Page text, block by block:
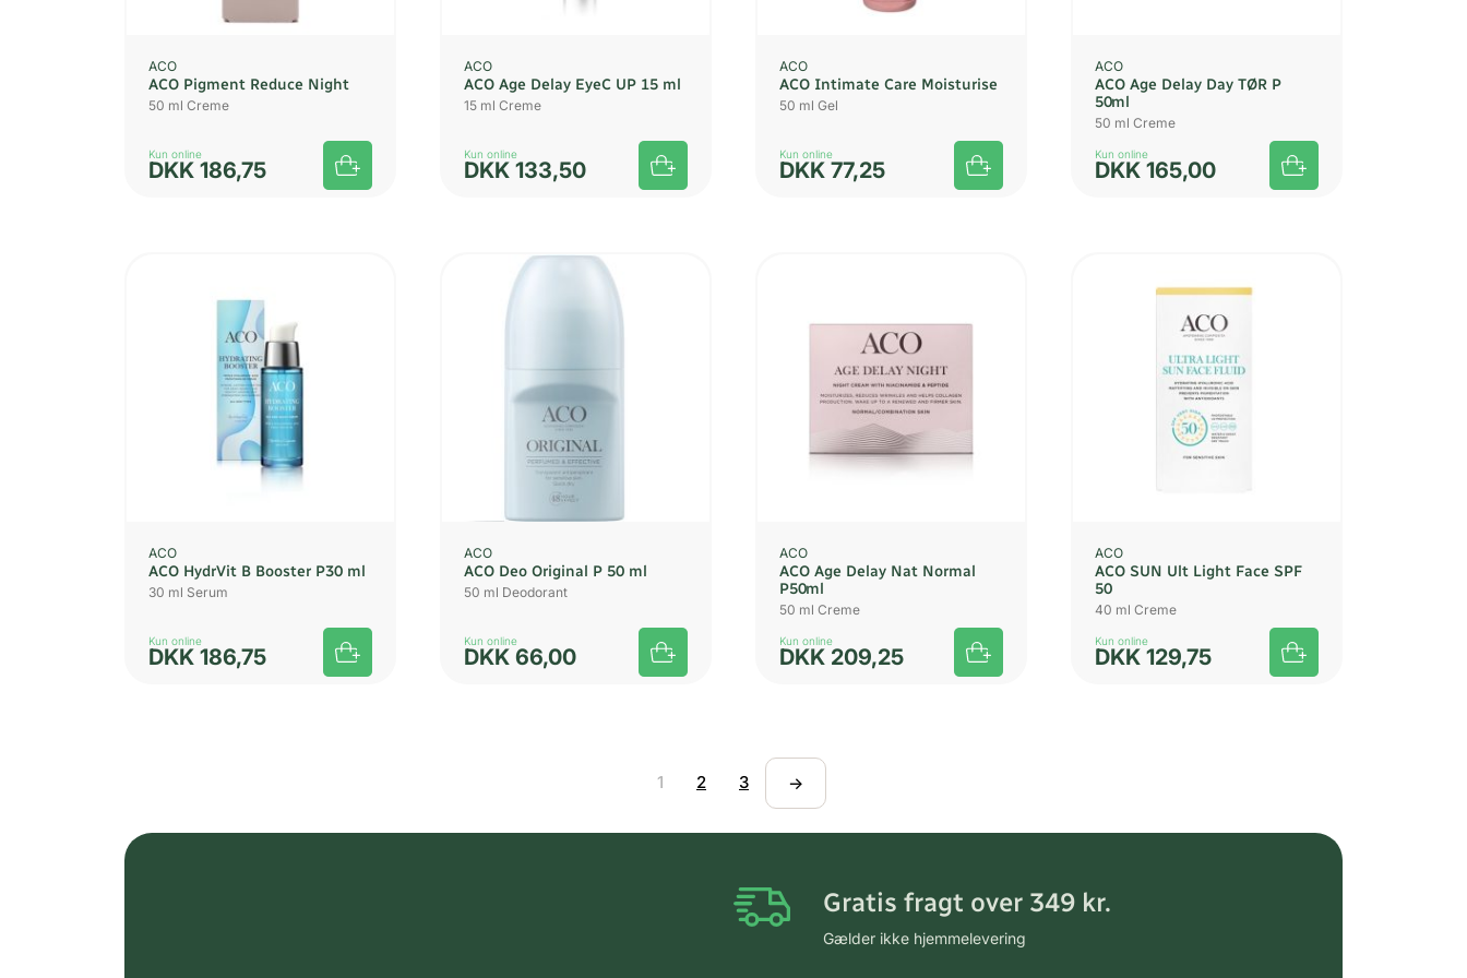
ACO
ACO Pigment Reduce Night
50 ml Creme
Kun online
DKK 186,75
ACO
ACO Age Delay EyeC UP 15 ml
15 ml Creme
Kun online
DKK 133,50
ACO
ACO Intimate Care Moisturise
50 ml Gel
Kun online
DKK 77,25
ACO
ACO Age Delay Day TØR P
50ml
50 ml Creme
Kun online
DKK 165,00
ACO
ACO HydrVit B Booster P30 ml
30 ml Serum
Kun online
DKK 186,75
ACO
ACO Deo Original P 50 ml
50 ml Deodorant
Kun online
DKK 66,00
ACO
ACO Age Delay Nat Normal
P50ml
50 ml Creme
Kun online
DKK 209,25
ACO
ACO SUN Ult Light Face SPF
50
40 ml Creme
Kun online
DKK 129,75
1 2 3 →
Gratis fragt over 349 kr.
Gælder ikke hjemmelevering